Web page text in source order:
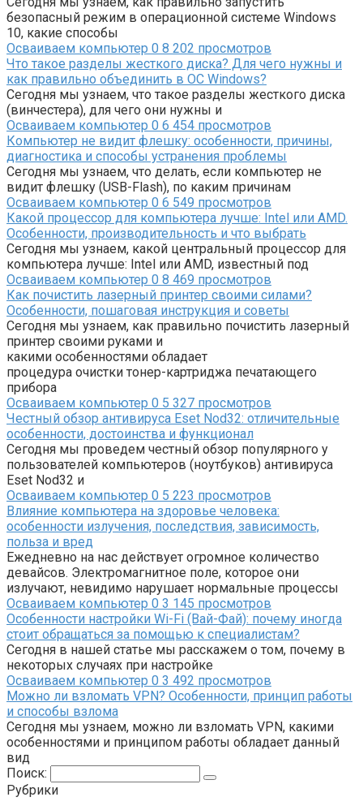
безопасный режим в операционной системе Windows
10, какие способы
Осваиваем компьютер 0 8 202 просмотров
Что такое разделы жесткого диска? Для чего нужны и
как правильно объединить в ОС Windows?
Сегодня мы узнаем, что такое разделы жесткого диска
(винчестера), для чего они нужны и
Осваиваем компьютер 0 6 454 просмотров
Компьютер не видит флешку: особенности, причины,
диагностика и способы устранения проблемы
Сегодня мы узнаем, что делать, если компьютер не
видит флешку (USB-Flash), по каким причинам
Осваиваем компьютер 0 6 549 просмотров
Какой процессор для компьютера лучше: Intel или AMD.
Особенности, производительность и что выбрать
Сегодня мы узнаем, какой центральный процессор для
компьютера лучше: Intel или AMD, известный под
Осваиваем компьютер 0 8 469 просмотров
Как почистить лазерный принтер своими силами?
Особенности, пошаговая инструкция и советы
Сегодня мы узнаем, как правильно почистить лазерный
принтер своими руками и
какими особенностями обладает
процедура очистки тонер-картриджа печатающего
прибора
Осваиваем компьютер 0 5 327 просмотров
Честный обзор антивируса Eset Nod32: отличительные
особенности, достоинства и функционал
Сегодня мы проведем честный обзор популярного у
пользователей компьютеров (ноутбуков) антивируса
Eset Nod32 и
Осваиваем компьютер 0 5 223 просмотров
Влияние компьютера на здоровье человека:
особенности излучения, последствия, зависимость,
польза и вред
Ежедневно на нас действует огромное количество
девайсов. Электромагнитное поле, которое они
излучают, невидимо нарушает нормальные процессы
Осваиваем компьютер 0 3 145 просмотров
Особенности настройки Wi-Fi (Вай-Фай): почему иногда
стоит обращаться за помощью к специалистам?
Сегодня в нашей статье мы расскажем о том, почему в
некоторых случаях при настройке
Осваиваем компьютер 0 3 492 просмотров
Можно ли взломать VPN? Особенности, принцип работы
и способы взлома
Сегодня мы узнаем, можно ли взломать VPN, какими
особенностями и принципом работы обладает данный
вид
Поиск:
Рубрики